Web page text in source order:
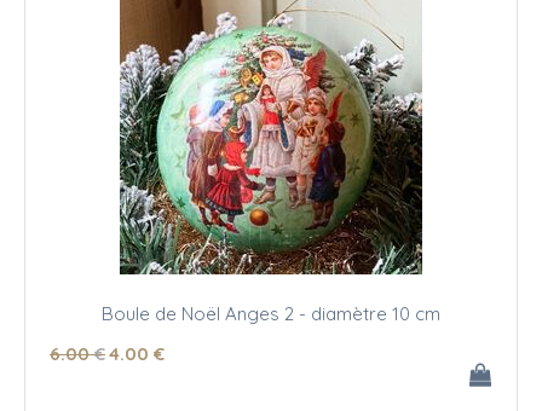
Boule de Noël Anges 2 - diamètre 10 cm
6.00 €4.00 €